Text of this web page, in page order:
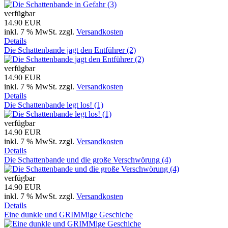
verfügbar
14.90 EUR
inkl. 7 % MwSt. zzgl. Versandkosten
Details
Die Schattenbande jagt den Entführer (2)
verfügbar
14.90 EUR
inkl. 7 % MwSt. zzgl. Versandkosten
Details
Die Schattenbande legt los! (1)
verfügbar
14.90 EUR
inkl. 7 % MwSt. zzgl. Versandkosten
Details
Die Schattenbande und die große Verschwörung (4)
verfügbar
14.90 EUR
inkl. 7 % MwSt. zzgl. Versandkosten
Details
Eine dunkle und GRIMMige Geschiche